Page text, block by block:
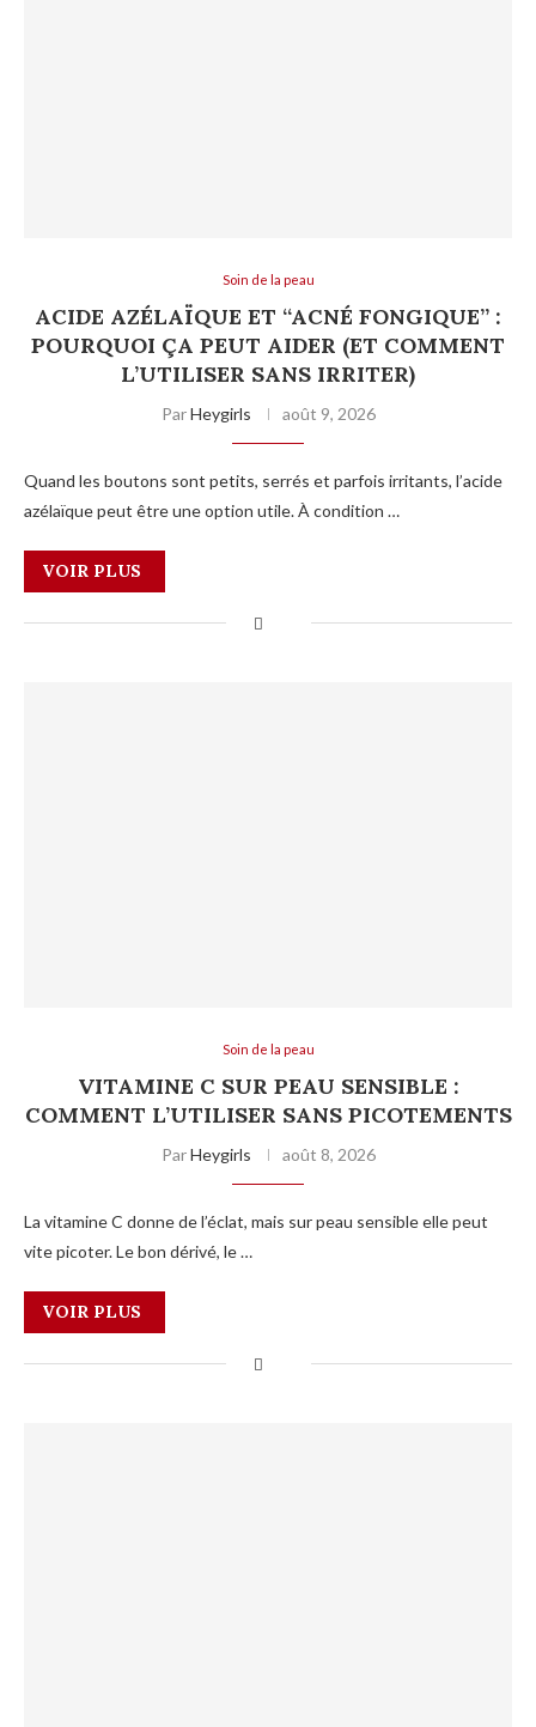
Soin de la peau
ACIDE AZÉLAÏQUE ET “ACNÉ FONGIQUE” :
POURQUOI ÇA PEUT AIDER (ET COMMENT
L’UTILISER SANS IRRITER)
ParHeygirls août 9, 2026
Quand les boutons sont petits, serrés et parfois irritants, l’acide
azélaïque peut être une option utile. À condition …
VOIR PLUS
Soin de la peau
VITAMINE C SUR PEAU SENSIBLE :
COMMENT L’UTILISER SANS PICOTEMENTS
ParHeygirls août 8, 2026
La vitamine C donne de l’éclat, mais sur peau sensible elle peut
vite picoter. Le bon dérivé, le …
VOIR PLUS